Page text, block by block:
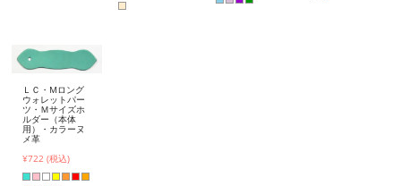
ＬＣ・Mロング
ウォレットパー
ツ・Ｍサイズホ
ルダー（本体
用）・カラーヌ
メ革
¥722 (税込)